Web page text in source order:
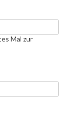
Mal zur